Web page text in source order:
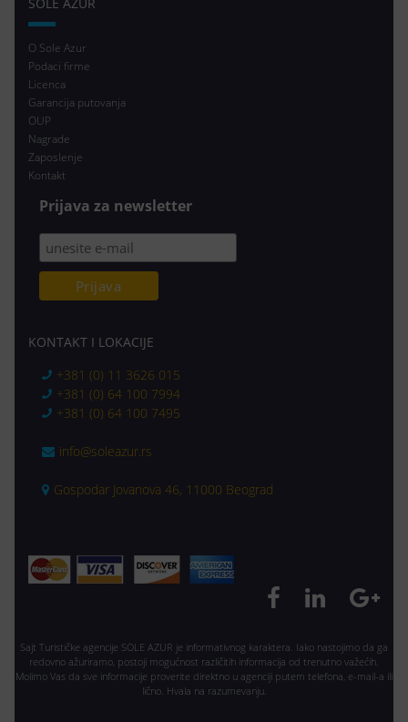
O Sole Azur
Podaci firme
Licenca
Garancija putovanja
OUP
Nagrade
Zaposlenje
Kontakt
Prijava za newsletter
KONTAKT I LOKACIJE
+381 (0) 11 3626 015
+381 (0) 64 100 7994
+381 (0) 64 100 7495
info@soleazur.rs
Gospodar Jovanova 46, 11000 Beograd
Sajt Turističke agencije SOLE AZUR je informativnog karaktera. Iako nastojimo da ga
redovno ažuriramo, postoji mogućnost različitih informacija od trenutno važećih.
Molimo Vas da sve informacije proverite direktno u agenciji putem telefona, e-mail-a ili
lično. Hvala na razumevanju.